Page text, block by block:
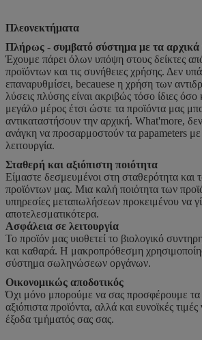
Πλεονεκτήματα
Πλήρως - συμβατό σύστημα με τα αρχικά
Έχουμε πάρει όλων υπόψη στους δείκτες
προϊόντων και τις συνήθειες χρήσης. Δεν
επαναρυθμίσει, becauese η χρήση των
λύσεις πλύσης είναι ακριβώς τόσο ίδιες όσο
μεγάλο μέρος έτσι ώστε τα προϊόντα μας
αντικαταστήσουν την αρχική. What'more,
ανάγκη να προσαρμοστούν τα papameters
λειτουργία.
Σταθερή και αξιόπιστη ποιότητα
Είμαστε δεσμευμένοι στη σταθερότητα και
προϊόντων μας. Μια καλή ποιότητα των
υπηρεσίες μεταπωλήσεων προκειμένου να
αποτελεσματικότερα.
Ασφάλεια σε λειτουργία
Το προϊόν μας υιοθετεί το βιολογικό
και καθαρά. Η μακροπρόθεσμη
σύστημα σωληνώσεων οργάνων.
Οικονομικώς αποδοτικός
Όχι μόνο μπορούμε να σας προσφέρουμε τα
αξιόπιστα προϊόντα, αλλά και ευνοϊκές
έξοδα τμήματός σας σας.